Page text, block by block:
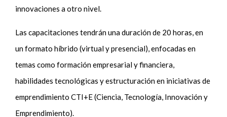
innovaciones a otro nivel.
Las capacitaciones tendrán una duración de 20 horas, en
un formato híbrido (virtual y presencial), enfocadas en
temas como formación empresarial y financiera,
habilidades tecnológicas y estructuración en iniciativas de
emprendimiento CTI+E (Ciencia, Tecnología, Innovación y
Emprendimiento).